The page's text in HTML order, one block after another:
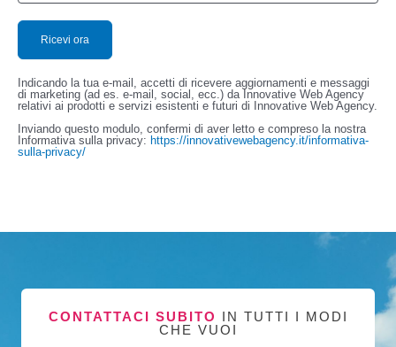
Indicando la tua e-mail, accetti di ricevere aggiornamenti e messaggi
di marketing (ad es. e-mail, social, ecc.) da Innovative Web Agency
relativi ai prodotti e servizi esistenti e futuri di Innovative Web Agency.
Inviando questo modulo, confermi di aver letto e compreso la nostra
Informativa sulla privacy: https://innovativewebagency.it/informativa-
sulla-privacy/
CONTATTACI SUBITO IN TUTTI I MODI
CHE VUOI